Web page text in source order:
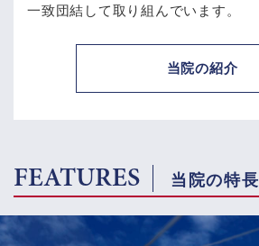
一致団結して取り組んでいます。
当院の紹介
FEATURES 当院の特長